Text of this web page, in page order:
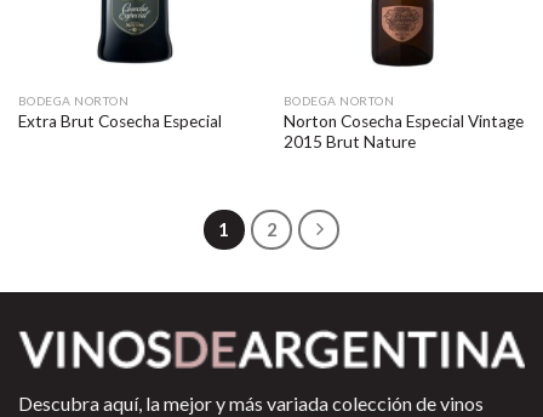
BODEGA NORTON
Extra Brut Cosecha Especial
BODEGA NORTON
Norton Cosecha Especial Vintage
2015 Brut Nature
1 2
Descubra aquí, la mejor y más variada colección de vinos